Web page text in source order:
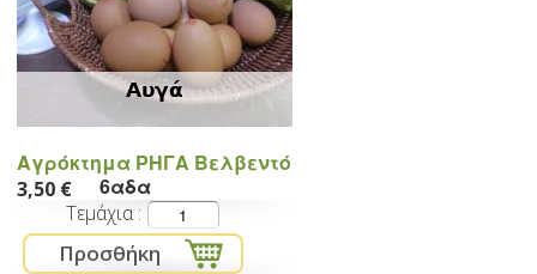
Αυγά
Αγρόκτημα ΡΗΓΑ Βελβεντό
3,50 € 6αδα
Τεμάχια